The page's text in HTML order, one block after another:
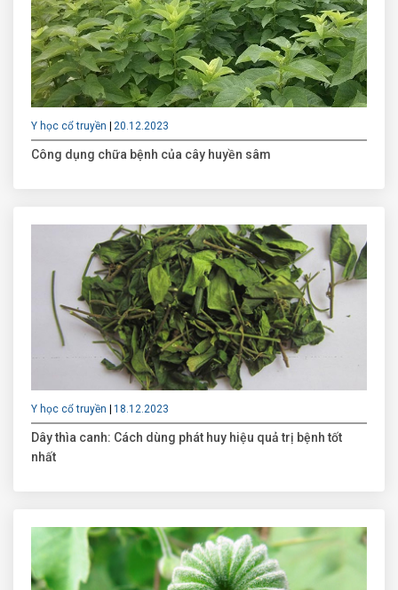
Y học cổ truyền 20.12.2023
Công dụng chữa bệnh của cây huyền sâm
Y học cổ truyền 18.12.2023
Dây thìa canh: Cách dùng phát huy hiệu quả trị bệnh tốt
nhất